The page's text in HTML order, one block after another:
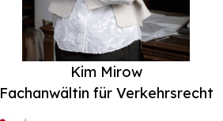
Kim Mirow
Fachanwältin für Verkehrsrecht